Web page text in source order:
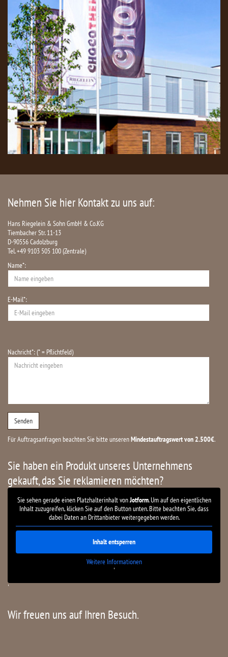
Nehmen Sie hier Kontakt zu uns auf:
Hans Riegelein & Sohn GmbH & Co.KG
Tiembacher Str. 11-13
D-90556 Cadolzburg
Tel. +49 9103 505 100 (Zentrale)
Name*:
E-Mail*:
Nachricht*: (* = Pflichtfeld)
Für Auftragsanfragen beachten Sie bitte unserenMindestauftragswert von 2.500€.
Sie haben ein Produkt unseres Unternehmens
gekauft, das Sie reklamieren möchten?
Sie sehen gerade einen Platzhalterinhalt vonJotform. Um auf den eigentlichen
Inhalt zuzugreifen, klicken Sie auf den Button unten. Bitte beachten Sie, dass
dabei Daten an Drittanbieter weitergegeben werden.
Inhalt entsperren
Weitere Informationen
'
'
Wir freuen uns auf Ihren Besuch.